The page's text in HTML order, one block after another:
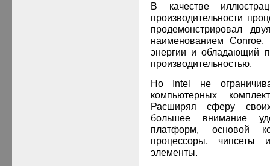
В качестве
производительности
продемонстрировал
наименованием
энергии и обладающий
производительностью.
Но
Intel
не
компьютерных
Расширяя сферу
большее внимание
платформ, основой
процессоры, чипсеты
элементы.